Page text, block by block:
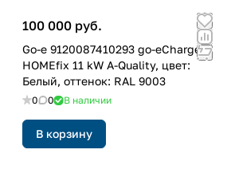
100 000 руб.
Go-e 9120087410293 go-eCharger
HOMEfix 11 kW A-Quality, цвет:
Белый, оттенок: RAL 9003
0 0 В наличии
В корзину